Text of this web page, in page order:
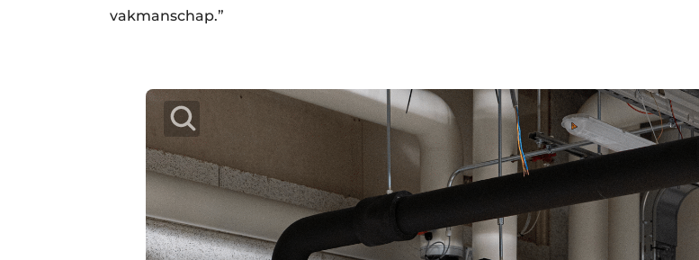
vakmanschap.”